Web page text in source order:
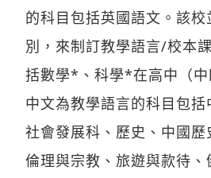
的科目包括英國語文。該
別，來制訂教學語言/校本
括數學*、科學*在高中（
中文為教學語言的科目包
社會發展科、歷史、中國歷
倫理與宗教、旅遊與款待